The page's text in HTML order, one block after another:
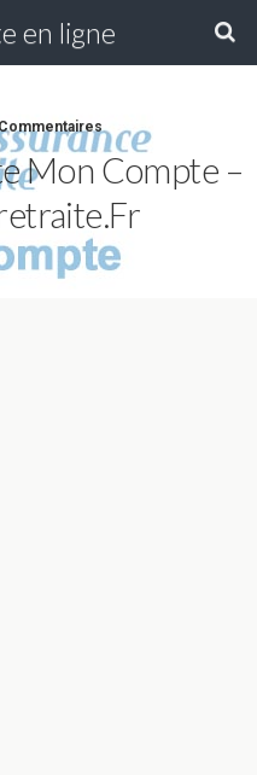
en ligne
Mon Compte –